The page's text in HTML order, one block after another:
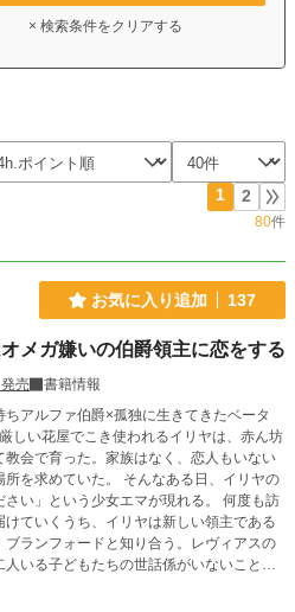
× 検索条件をクリアする
1 2
80件
お気に入り追加 137
メガ嫌いの伯爵領主に恋をする
売
書籍情報
ちアルファ伯爵×孤独に生きてきたベータ
しい花屋でこき使われるイリヤは、赤ん坊
教会で育った。家族はなく、恋人もいない
所を求めていた。 そんなある日、イリヤの
さい」という少女エマが現れる。 何度も訪
けていくうち、イリヤは新しい領主である
ブランフォードと知り合う。レヴィアスの
人いる子どもたちの世話係がいないこと。
から、オメガを嫌う彼は、ベータであり